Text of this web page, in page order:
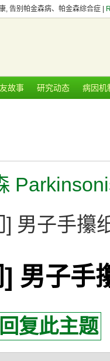
, 告别帕金森病、帕金森综合症 |
故事 研究动态 病因机
] 男子手攥
男子手
回复此主题